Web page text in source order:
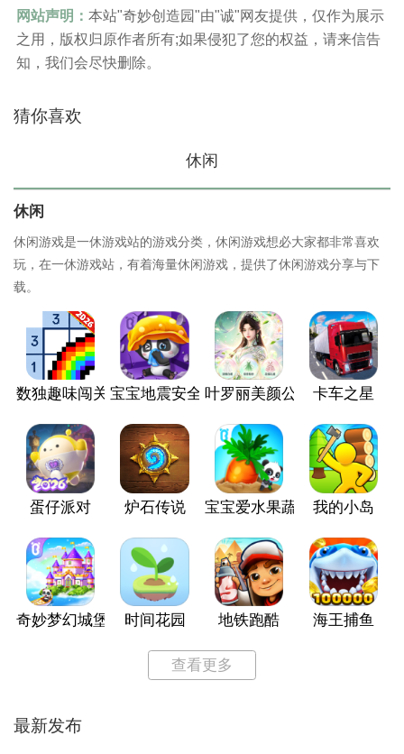
网站声明： 本站"奇妙创造园"由"诚"网友提供，仅作为展示
之用，版权归原作者所有;如果侵犯了您的权益，请来信告
知，我们会尽快删除。
猜你喜欢
休闲
休闲
休闲游戏是一休游戏站的游戏分类，休闲游戏想必大家都非常喜欢
玩，在一休游戏站，有着海量休闲游戏，提供了休闲游戏分享与下
载。
数独趣味闯关 宝宝地震安全3叶罗丽美颜公主 卡车之星
蛋仔派对 炉石传说 宝宝爱水果蔬菜 我的小岛
奇妙梦幻城堡 时间花园 地铁跑酷 海王捕鱼
查看更多
最新发布